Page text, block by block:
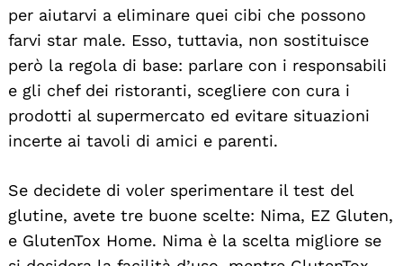
per aiutarvi a eliminare quei cibi che possono
farvi star male. Esso, tuttavia, non sostituisce
però la regola di base: parlare con i responsabili
e gli chef dei ristoranti, scegliere con cura i
prodotti al supermercato ed evitare situazioni
incerte ai tavoli di amici e parenti.
Se decidete di voler sperimentare il test del
glutine, avete tre buone scelte: Nima, EZ Gluten,
e GlutenTox Home. Nima è la scelta migliore se